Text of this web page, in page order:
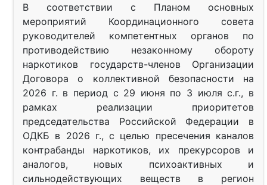
В соответствии с Планом основных
мероприятий Координационного совета
руководителей компетентных органов по
противодействию незаконному обороту
наркотиков государств-членов Организации
Договора о коллективной безопасности на
2026 г. в период с 29 июня по 3 июля с.г., в
рамках реализации приоритетов
председательства Российской Федерации в
ОДКБ в 2026 г., с целью пресечения каналов
контрабанды наркотиков, их прекурсоров и
аналогов, новых психоактивных и
сильнодействующих веществ в регион